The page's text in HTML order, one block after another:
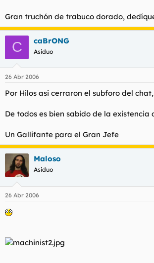
Gran truchón de trabuco dorado,
C caBrONG
Asiduo
26 Abr 2006
Por Hilos asi cerraron el subforo del chat,
De todos es bien sabido de la existencia
Un Gallifante para el Gran Jefe
Maloso
Asiduo
26 Abr 2006